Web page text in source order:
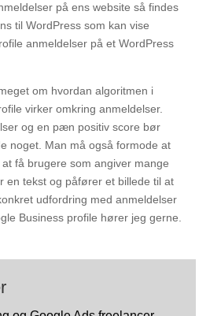
på ens website så findes
til WordPress som kan vise
anmeldelser på et WordPress
om hvordan algoritmen i
virker omkring anmeldelser.
og en pæn positiv score bør
noget. Man må også formode at
få brugere som angiver mange
en tekst og påfører et billede til at
udfordring med anmeldelser
Business profile hører jeg gerne.